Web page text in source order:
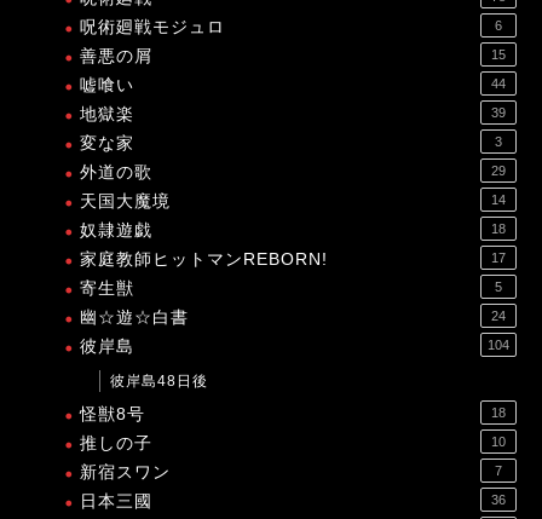
呪術廻戦モジュロ 6
善悪の屑 15
嘘喰い 44
地獄楽 39
変な家 3
外道の歌 29
天国大魔境 14
奴隷遊戯 18
家庭教師ヒットマンREBORN! 17
寄生獣 5
幽☆遊☆白書 24
彼岸島 104
彼岸島48日後
怪獣8号 18
推しの子 10
新宿スワン 7
日本三國 36